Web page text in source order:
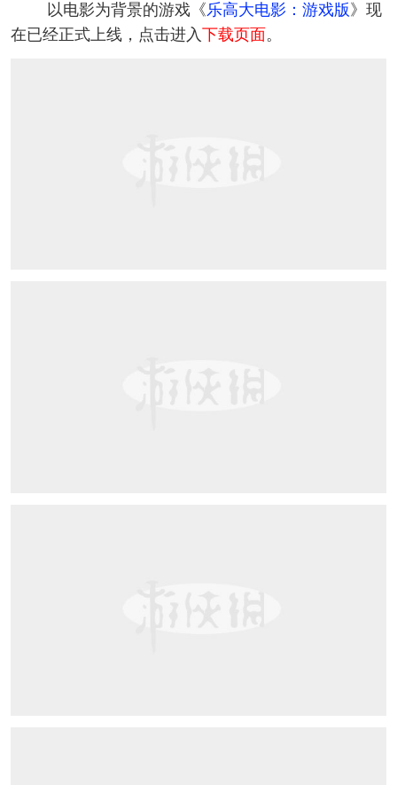
以电影为背景的游戏《乐高大电影：游戏版 》现
在已经正式上线，点击进入下载页面。